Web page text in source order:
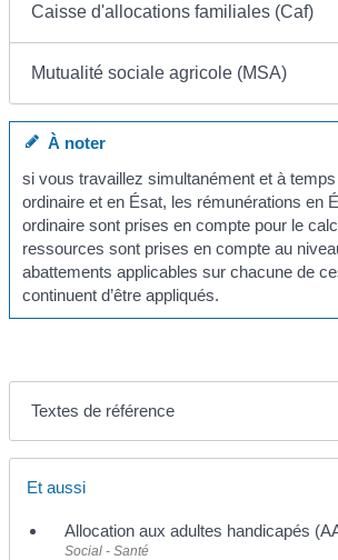
Caisse d'allocations familiales (Caf)
Mutualité sociale agricole (MSA)
À noter
si vous travaillez simultanément et à
ordinaire et en Ésat, les rémunérations en
ordinaire sont prises en compte pour le
ressources sont prises en compte au
abattements applicables sur chacune de
continuent d’être appliqués.
Textes de référence
Et aussi
Allocation aux adultes handicapés
Social - Santé